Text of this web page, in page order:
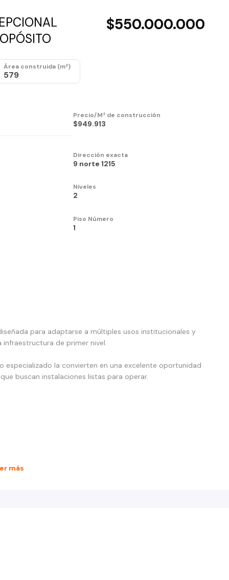
$550.000.000
Área construida (m²)
579
Precio/M² de construcción
$949.913
Dirección exacta
9 norte 1215
Niveles
2
Piso Número
1
para adaptarse a múltiples usos institucionales y
de primer nivel.
la convierten en una excelente oportunidad
buscan instalaciones listas para operar.
más